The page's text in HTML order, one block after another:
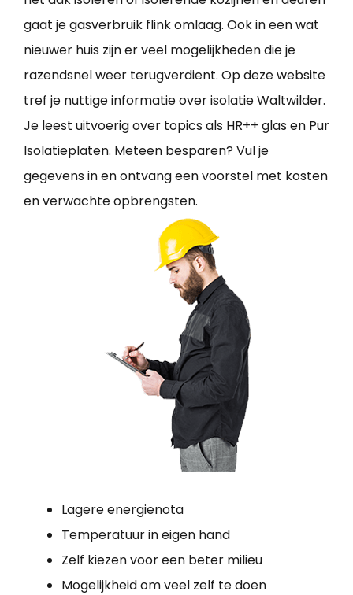
gaat je gasverbruik flink omlaag. Ook in een wat
nieuwer huis zijn er veel mogelijkheden die je
razendsnel weer terugverdient. Op deze website
tref je nuttige informatie over isolatie Waltwilder.
Je leest uitvoerig over topics als HR++ glas en Pur
Isolatieplaten. Meteen besparen? Vul je
gegevens in en ontvang een voorstel met kosten
en verwachte opbrengsten.
Lagere energienota
Temperatuur in eigen hand
Zelf kiezen voor een beter milieu
Mogelijkheid om veel zelf te doen